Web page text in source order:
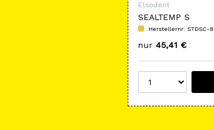
Elsodent
SEALTEMP S
Herstellernr: STDSC-8
nur 45,41 €